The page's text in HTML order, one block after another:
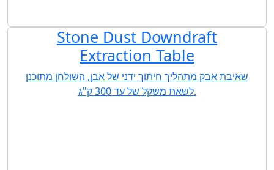
Stone Dust Downdraft
Extraction Table
שאיבת אבק מתהליך חיתוך ידני של אבן, השולחן מתוכנן
לשאת משקל של עד 300 ק"ג.